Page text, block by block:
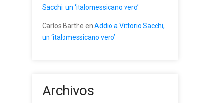
Sacchi, un ‘italomessicano vero’
Carlos Barthe en Addio a Vittorio Sacchi,
un ‘italomessicano vero’
Archivos